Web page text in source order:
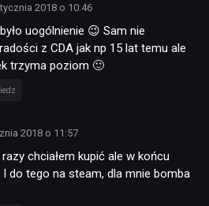
2018 o 10:46
uogólnienie 😉 Sam nie
z CDA jak np 15 lat temu ale
trzyma poziom 🙂
2018 o 11:57
chciałem kupić ale w końcu
I do tego na steam, dla mnie bomba